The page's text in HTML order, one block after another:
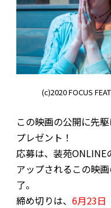
(c)2020 FOCUS
この映画の公開に先
プレゼント！
応募は、装苑ONLINE
アップされるこの映
了。
締め切りは、 6月23日